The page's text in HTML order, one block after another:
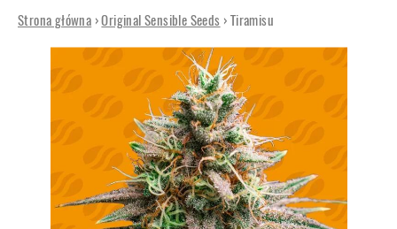
Strona główna ›Original Sensible Seeds › Tiramisu